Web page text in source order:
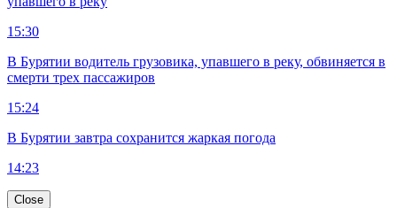
15:30
В Бурятии водитель грузовика, упавшего в реку, обвиняется в
смерти трех пассажиров
15:24
В Бурятии завтра сохранится жаркая погода
14:23
Close